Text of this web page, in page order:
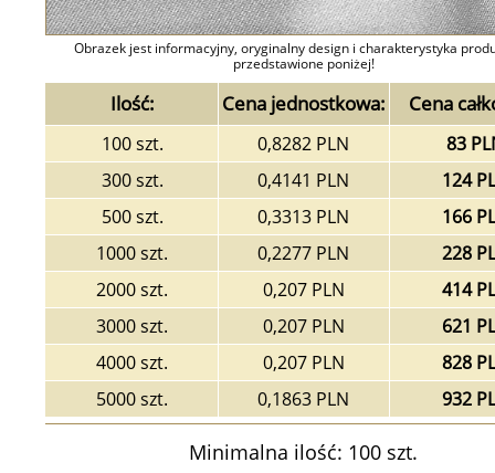
Obrazek jest informacyjny, oryginalny design i charakterystyka
przedstawione poniżej!
Ilość: Cena jednostkowa: Cena
100 szt. 0,8282 PLN
83
300 szt.
0,4141 PLN
124
500 szt.
0,3313 PLN
166
1000 szt.
0,2277 PLN
228
2000 szt.
0,207 PLN
414
3000 szt.
0,207 PLN
621
4000 szt.
0,207 PLN
828
5000 szt.
0,1863 PLN 932
Minimalna ilość: 100 szt.